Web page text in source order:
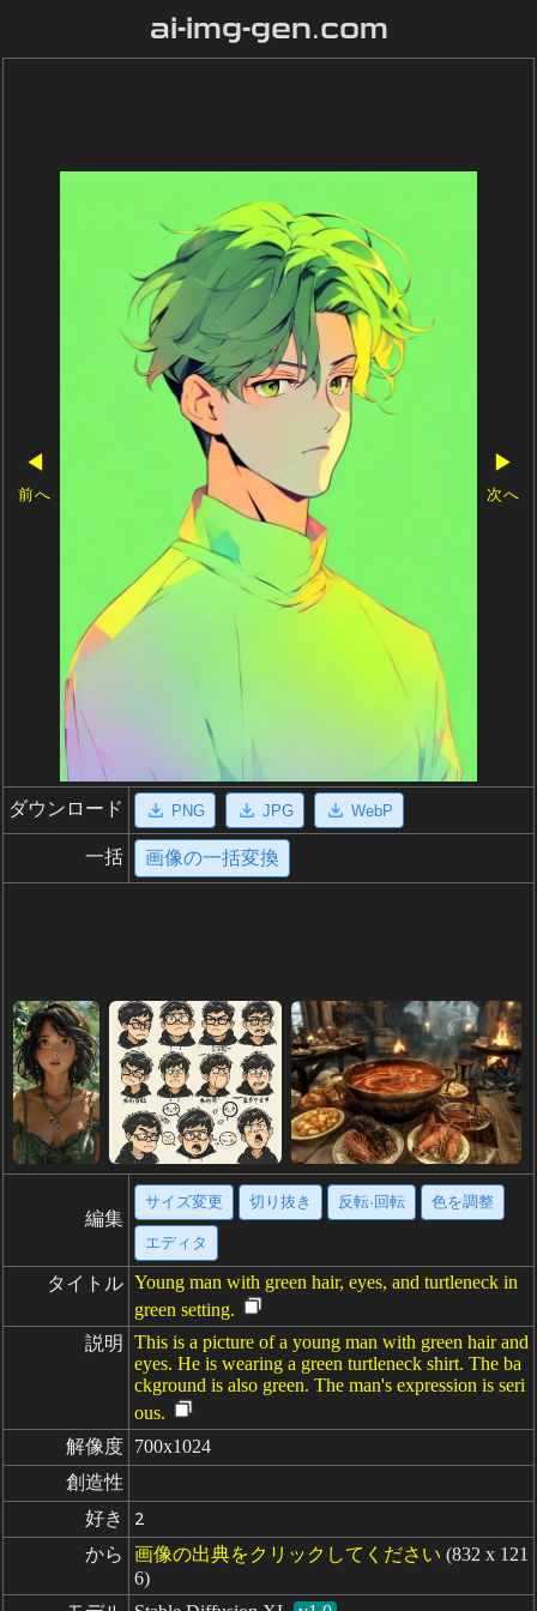
ai-img-gen.com
◀
前へ
▶
次へ
ダウンロード PNG JPG WebP
一括 画像の一括変換
編集
サイズ変更 切り抜き 反転·回転 色を調整
エディタ
タイトル Young man with green hair, eyes, and turtleneck in
green setting.
説明
This is a picture of a young man with green hair and
eyes. He is wearing a green turtleneck shirt. The ba
ckground is also green. The man's expression is seri
ous.
解像度 700x1024
創造性
好き
2
から 画像の出典をクリックしてください (832 x 121
6)